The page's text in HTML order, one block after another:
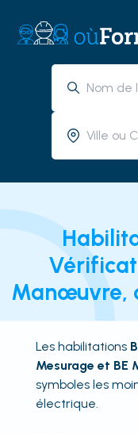
Manœuvre,
Les habilitations
Mesurage et BE
symboles les
électrique.